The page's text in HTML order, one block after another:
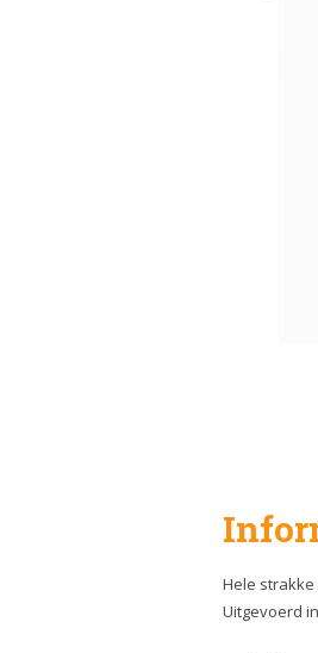
Hele
Uitgevoerd